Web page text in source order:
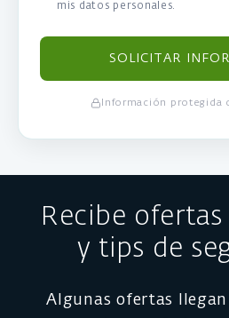
mis datos personales.
SOLICITAR
Información protegida
Recibe ofertas
y tips de
Algunas ofertas